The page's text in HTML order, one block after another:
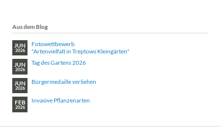
Aus dem Blog
JUN
2026
Fotowettbewerb
"Artenvielfalt in Treptows Kleingärten"
JUN
2026
Tag des Gartens 2026
JUN
2026
Bürgermedaille verliehen
FEB
2026
Invasive Pflanzenarten